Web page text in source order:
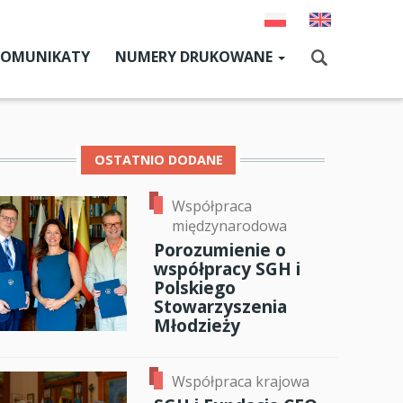
SGH
SGH
NUMERY DRUKOWANE
Aktualny numer
OSTATNIO DODANE
Współpraca
międzynarodowa
Porozumienie o
współpracy SGH i
Polskiego
Stowarzyszenia
Młodzieży
Współpraca krajowa